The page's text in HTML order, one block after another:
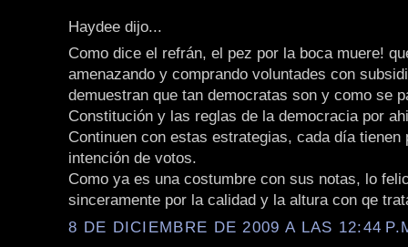
Haydee dijo...
Como dice el refrán, el pez por la boca muere!
amenazando y comprando voluntades con
demuestran que tan democratas son y como se
Constitución y las reglas de la democracia por
Continuen con estas estrategias, cada día tienen
intención de votos.
Como ya es una costumbre con sus notas, lo
sinceramente por la calidad y la altura con qe
8 DE DICIEMBRE DE 2009 A LAS 12:44